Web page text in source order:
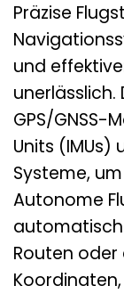
Präzise
und
GPS/GNSS-
Units
Systeme,
Autonome
Routen